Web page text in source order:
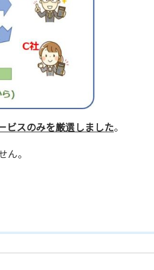
ビスのみを厳選しました。
。